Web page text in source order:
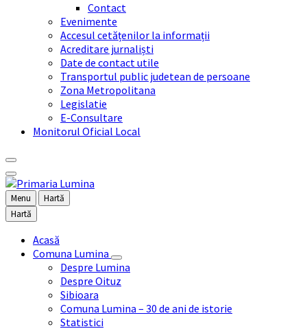
Contact
Evenimente
Accesul cetățenilor la informații
Acreditare jurnaliști
Date de contact utile
Transportul public judetean de persoane
Zona Metropolitana
Legislatie
E-Consultare
Monitorul Oficial Local
Menu
Hartă
Hartă
Acasă
Comuna Lumina
Despre Lumina
Despre Oituz
Sibioara
Comuna Lumina – 30 de ani de istorie
Statistici